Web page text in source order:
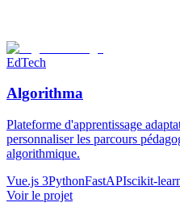
EdTech
Algorithma
Plateforme d'apprentissage
personnaliser les parcours
algorithmique.
Vue.js 3PythonFastAPIscikit-
Voir le projet